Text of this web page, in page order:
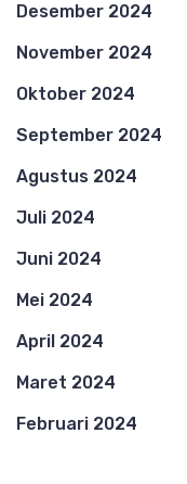
Desember 2024
November 2024
Oktober 2024
September 2024
Agustus 2024
Juli 2024
Juni 2024
Mei 2024
April 2024
Maret 2024
Februari 2024